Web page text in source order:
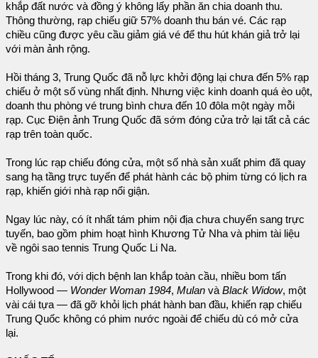
khắp đất nước và đồng ý không lấy phần ăn chia doanh thu.
Thông thường, rạp chiếu giữ 57% doanh thu bán vé. Các rạp
chiều cũng được yêu cầu giảm giá vé để thu hút khán giả trở lại
với màn ảnh rộng.
Hồi tháng 3, Trung Quốc đã nỗ lực khởi động lại chưa đến 5% rạp
chiếu ở một số vùng nhất định. Nhưng việc kinh doanh quá èo uột,
doanh thu phòng vé trung bình chưa đến 10 đôla một ngày mỗi
rạp. Cục Điện ảnh Trung Quốc đã sớm đóng cửa trở lại tất cả các
rạp trên toàn quốc.
Trong lúc rạp chiếu đóng cửa, một số nhà sản xuất phim đã quay
sang hạ tầng trực tuyến để phát hành các bộ phim từng có lịch ra
rạp, khiến giới nhà rạp nổi giận.
Ngay lúc này, có ít nhất tám phim nội địa chưa chuyển sang trực
tuyến, bao gồm phim hoạt hình Khương Tử Nha và phim tài liệu
về ngôi sao tennis Trung Quốc Li Na.
Trong khi đó, với dịch bệnh lan khắp toàn cầu, nhiều bom tấn
Hollywood — Wonder Woman 1984, Mulan và Black Widow, một
vài cái tựa — đã gỡ khỏi lịch phát hành ban đầu, khiến rạp chiếu
Trung Quốc không có phim nước ngoài để chiếu dù có mở cửa
lại.